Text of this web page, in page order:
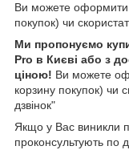
Ви можете оформити
покупок) чи
Ми пропонуємо
Pro в Києві або з
ціною! Ви можете
корзину покупок) чи
дзвінок"
Якщо у Вас виникли
проконсультують по